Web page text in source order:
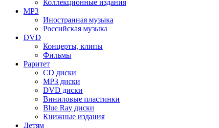
Коллекционные издания
MP3
Иностранная музыка
Российская музыка
DVD
Концерты, клипы
Фильмы
Раритет
CD диски
MP3 диски
DVD диски
Виниловые пластинки
Blue Ray диски
Книжные издания
Детям